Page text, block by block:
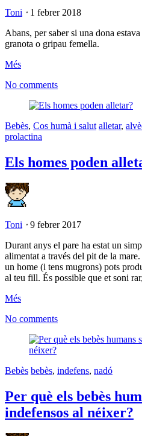
Toni ⋅ 1 febrer 2018
Abans, per saber si una dona
granota o gripau femella.
Més
No comments
Bebès, Cos humà i salut alletar,
prolactina
Els homes poden
Toni ⋅ 9 febrer 2017
Durant anys el pare ha estat un
alimentat a través del pit de la
un home (i tens mugrons) pots
al teu fill. És possible que et soni
Més
No comments
Bebès bebès, indefens, nadó
Per què els bebès
indefensos al néixer?